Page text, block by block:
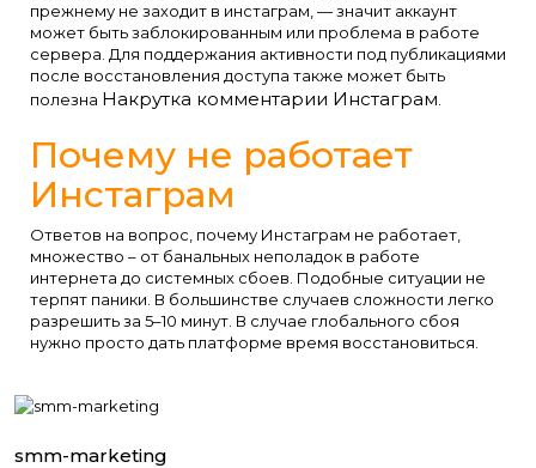
прежнему не заходит в инстаграм, — значит аккаунт
может быть заблокированным или проблема в работе
сервера. Для поддержания активности под публикациями
после восстановления доступа также может быть
полезна Накрутка комментарии Инстаграм
Почему не работает
Инстаграм
Ответов на вопрос, почему Инстаграм не работает,
множество – от банальных неполадок в работе
интернета до системных сбоев. Подобные ситуации не
терпят паники. В большинстве случаев сложности легко
разрешить за 5–10 минут. В случае глобального сбоя
нужно просто дать платформе время восстановиться.
smm-marketing